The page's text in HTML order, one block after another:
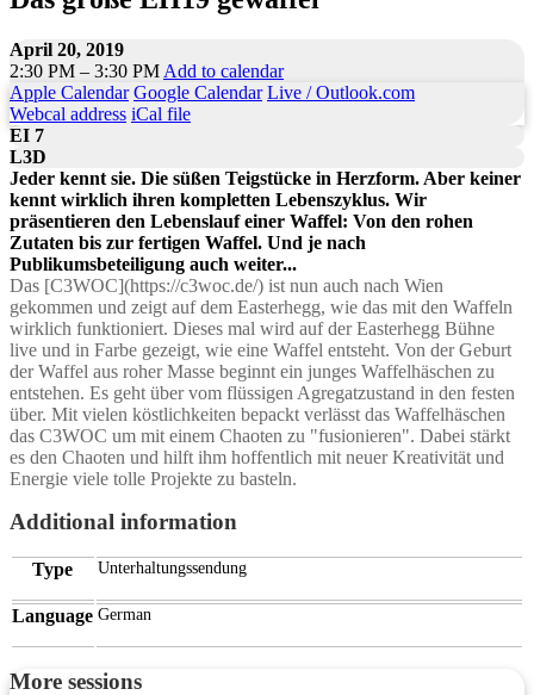
April 20, 2019
2:30 PM – 3:30 PM Add to calendar
Apple Calendar Google Calendar Live / Outlook.com
Webcal address iCal file
EI 7
L3D
Jeder kennt sie. Die süßen Teigstücke in Herzform. Aber keiner
kennt wirklich ihren kompletten Lebenszyklus. Wir
präsentieren den Lebenslauf einer Waffel: Von den rohen
Zutaten bis zur fertigen Waffel. Und je nach
Publikumsbeteiligung auch weiter...
Das [C3WOC](https://c3woc.de/) ist nun auch nach Wien
gekommen und zeigt auf dem Easterhegg, wie das mit den Waffeln
wirklich funktioniert. Dieses mal wird auf der Easterhegg Bühne
live und in Farbe gezeigt, wie eine Waffel entsteht. Von der Geburt
der Waffel aus roher Masse beginnt ein junges Waffelhäschen zu
entstehen. Es geht über vom flüssigen Agregatzustand in den festen
über. Mit vielen köstlichkeiten bepackt verlässt das Waffelhäschen
das C3WOC um mit einem Chaoten zu "fusionieren". Dabei stärkt
es den Chaoten und hilft ihm hoffentlich mit neuer Kreativität und
Energie viele tolle Projekte zu basteln.
Additional information
Type Unterhaltungssendung
Language German
More sessions